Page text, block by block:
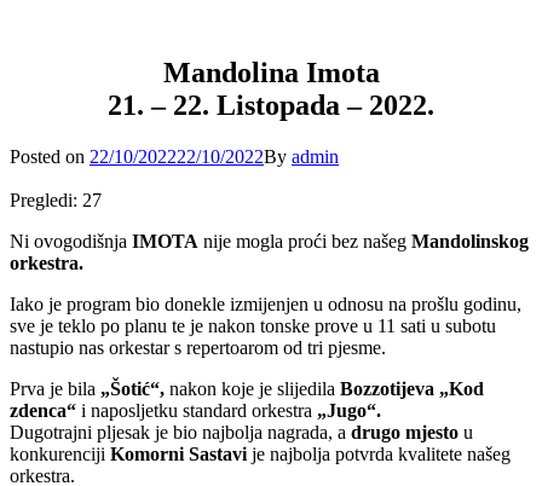
Mandolina Imota
21. – 22. Listopada – 2022.
Posted on Posted
22/10/202222/10/2022By admin
Pregledi: 27
Ni ovogodišnja IMOTA nije mogla proći bez našeg Mandolinskog
orkestra.
Iako je program bio donekle izmijenjen u odnosu na prošlu godinu,
sve je teklo po planu te je nakon tonske prove u 11 sati u subotu
nastupio nas orkestar s repertoarom od tri pjesme.
Prva je bila „Šotić“, nakon koje je slijedila Bozzotijeva „Kod
zdenca“ i naposljetku standard orkestra „Jugo“.
Dugotrajni pljesak je bio najbolja nagrada, a drugo mjesto u
konkurenciji Komorni Sastavi je najbolja potvrda kvalitete našeg
orkestra.